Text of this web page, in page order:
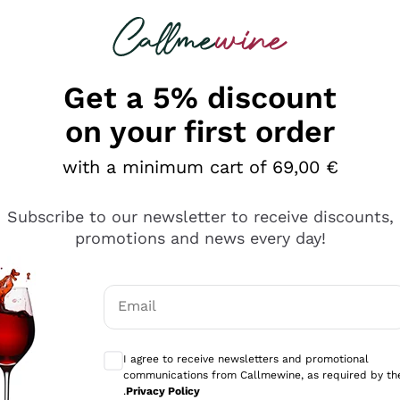
looking for
è male ma secondo me ci sono alternative che
Get a 5% discount
on your first order
with a minimum cart of 69,00 €
Subscribe to our newsletter to receive discounts,
promotions and news every day!
Email
I agree to receive newsletters and promotional
communications from Callmewine, as required by
.Privacy Policy